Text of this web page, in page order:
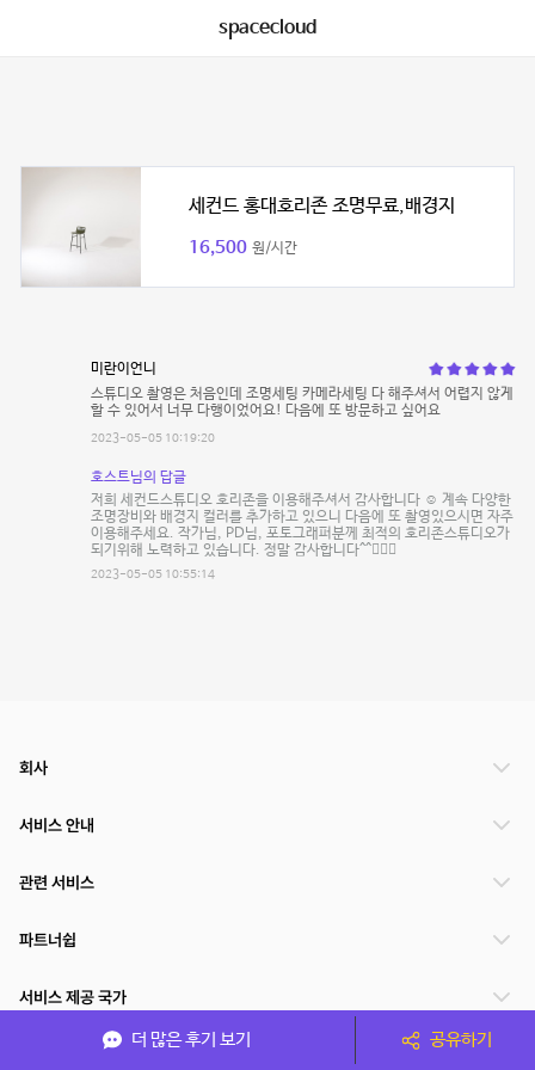
spacecloud
세컨드 홍대호리존 조명무료,배경지
16,500 원/시간
미란이언니
스튜디오 촬영은 처음인데 조명세팅 카메라세팅 다 해주셔서 어렵지 않게
할 수 있어서 너무 다행이었어요! 다음에 또 방문하고 싶어요
2023-05-05 10:19:20
호스트님의 답글
저희 세컨드스튜디오 호리존을 이용해주셔서 감사합니다 ☺️ 계속 다양한
조명장비와 배경지 컬러를 추가하고 있으니 다음에 또 촬영있으시면 자주
이용해주세요. 작가님, PD님, 포토그래퍼분께 최적의 호리존스튜디오가
되기위해 노력하고 있습니다. 정말 감사합니다^^🙇🏻‍♂️
2023-05-05 10:55:14
더 많은 후기 보기 공유하기
회사
서비스 안내
관련 서비스
파트너쉽
서비스 제공 국가